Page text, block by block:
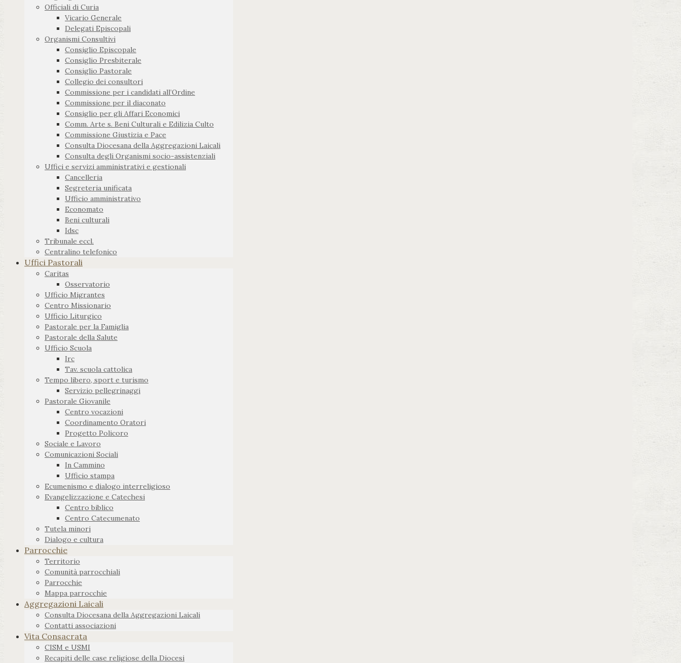
Officiali di Curia
Vicario Generale
Delegati Episcopali
Organismi Consultivi
Consiglio Episcopale
Consiglio Presbiterale
Consiglio Pastorale
Collegio dei consultori
Commissione per i candidati all’Ordine
Commissione per il diaconato
Consiglio per gli Affari Economici
Comm. Arte s. Beni Culturali e Edilizia Culto
Commissione Giustizia e Pace
Consulta Diocesana della Aggregazioni Laicali
Consulta degli Organismi socio-assistenziali
Uffici e servizi amministrativi e gestionali
Cancelleria
Segreteria unificata
Ufficio amministrativo
Economato
Beni culturali
Idsc
Tribunale eccl.
Centralino telefonico
Uffici Pastorali
Caritas
Osservatorio
Ufficio Migrantes
Centro Missionario
Ufficio Liturgico
Pastorale per la Famiglia
Pastorale della Salute
Ufficio Scuola
Irc
Tav. scuola cattolica
Tempo libero, sport e turismo
Servizio pellegrinaggi
Pastorale Giovanile
Centro vocazioni
Coordinamento Oratori
Progetto Policoro
Sociale e Lavoro
Comunicazioni Sociali
In Cammino
Ufficio stampa
Ecumenismo e dialogo interreligioso
Evangelizzazione e Catechesi
Centro biblico
Centro Catecumenato
Tutela minori
Dialogo e cultura
Parrocchie
Territorio
Comunità parrocchiali
Parrocchie
Mappa parrocchie
Aggregazioni Laicali
Consulta Diocesana della Aggregazioni Laicali
Contatti associazioni
Vita Consacrata
CISM e USMI
Recapiti delle case religiose della Diocesi